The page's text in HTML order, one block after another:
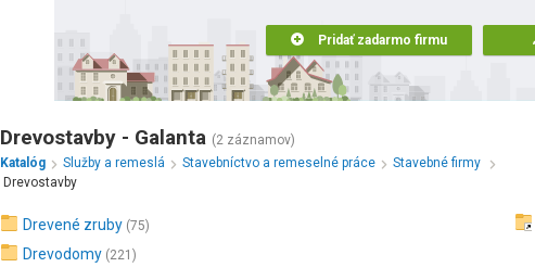
Pridať zadarmo firmu
Drevostavby - Galanta (2 záznamov)
Katalóg
Služby a remeslá Stavebníctvo a remeselné práce
Stavebné firmy
Drevostavby
Drevené zruby (75)
Drevodomy (221)